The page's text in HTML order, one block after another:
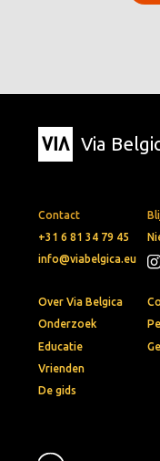
Via
Contact
+31 6 81 34 79 45
info@viabelgica.eu
Over Via Belgica
Onderzoek
Educatie
Vrienden
De gids